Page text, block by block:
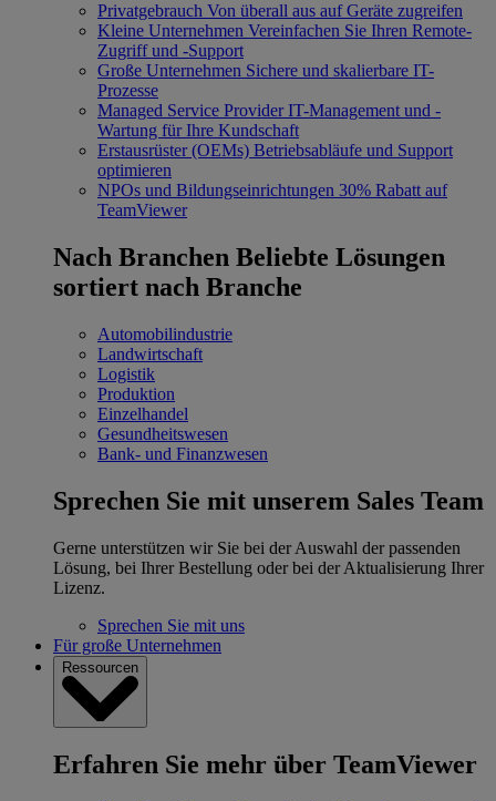
Privatgebrauch Von überall aus auf Geräte zugreifen
Kleine Unternehmen Vereinfachen Sie Ihren Remote-
Zugriff und -Support
Große Unternehmen Sichere und skalierbare IT-
Prozesse
Managed Service Provider IT-Management und -
Wartung für Ihre Kundschaft
Erstausrüster (OEMs) Betriebsabläufe und Support
optimieren
NPOs und Bildungseinrichtungen 30% Rabatt auf
TeamViewer
Nach Branchen Beliebte Lösungen
sortiert nach Branche
Automobilindustrie
Landwirtschaft
Logistik
Produktion
Einzelhandel
Gesundheitswesen
Bank- und Finanzwesen
Sprechen Sie mit unserem Sales Team
Gerne unterstützen wir Sie bei der Auswahl der passenden
Lösung, bei Ihrer Bestellung oder bei der Aktualisierung Ihrer
Lizenz.
Sprechen Sie mit uns
Für große Unternehmen
Ressourcen
Erfahren Sie mehr über TeamViewer